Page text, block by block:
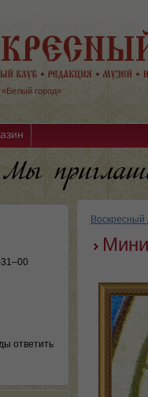
«Белый город»
ответить
Воскресный